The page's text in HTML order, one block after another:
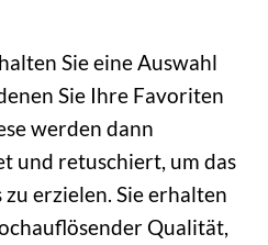
Sie eine Auswahl
Sie Ihre Favoriten
werden dann
und retuschiert, um das
erzielen. Sie erhalten
Qualität,